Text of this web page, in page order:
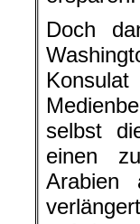
Doch
selbst
einen
Arabien